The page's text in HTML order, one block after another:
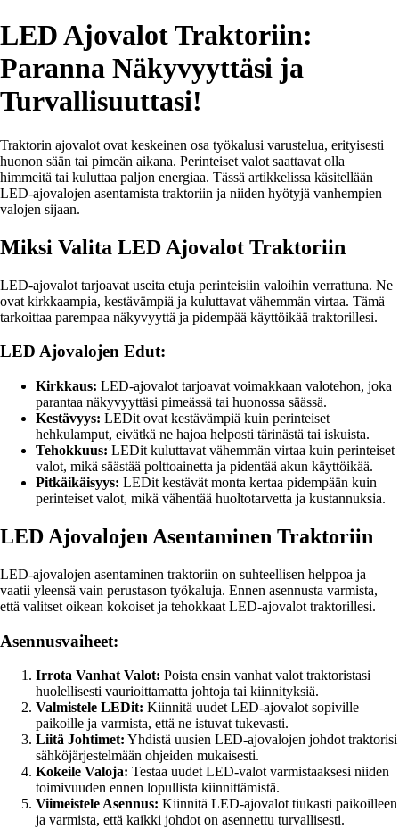
LED Ajovalot Traktoriin:
Paranna Näkyvyyttäsi ja
Turvallisuuttasi!
Traktorin ajovalot ovat keskeinen osa työkalusi varustelua, erityisesti
huonon sään tai pimeän aikana. Perinteiset valot saattavat olla
himmeitä tai kuluttaa paljon energiaa. Tässä artikkelissa käsitellään
LED-ajovalojen asentamista traktoriin ja niiden hyötyjä vanhempien
valojen sijaan.
Miksi Valita LED Ajovalot Traktoriin
LED-ajovalot tarjoavat useita etuja perinteisiin valoihin verrattuna. Ne
ovat kirkkaampia, kestävämpiä ja kuluttavat vähemmän virtaa. Tämä
tarkoittaa parempaa näkyvyyttä ja pidempää käyttöikää traktorillesi.
LED Ajovalojen Edut:
Kirkkaus: LED-ajovalot tarjoavat voimakkaan valotehon, joka
parantaa näkyvyyttäsi pimeässä tai huonossa säässä.
Kestävyys: LEDit ovat kestävämpiä kuin perinteiset
hehkulamput, eivätkä ne hajoa helposti tärinästä tai iskuista.
Tehokkuus: LEDit kuluttavat vähemmän virtaa kuin perinteiset
valot, mikä säästää polttoainetta ja pidentää akun käyttöikää.
Pitkäikäisyys: LEDit kestävät monta kertaa pidempään kuin
perinteiset valot, mikä vähentää huoltotarvetta ja kustannuksia.
LED Ajovalojen Asentaminen Traktoriin
LED-ajovalojen asentaminen traktoriin on suhteellisen helppoa ja
vaatii yleensä vain perustason työkaluja. Ennen asennusta varmista,
että valitset oikean kokoiset ja tehokkaat LED-ajovalot traktorillesi.
Asennusvaiheet:
Irrota Vanhat Valot: Poista ensin vanhat valot traktoristasi
huolellisesti vaurioittamatta johtoja tai kiinnityksiä.
Valmistele LEDit: Kiinnitä uudet LED-ajovalot sopiville
paikoille ja varmista, että ne istuvat tukevasti.
Liitä Johtimet: Yhdistä uusien LED-ajovalojen johdot traktorisi
sähköjärjestelmään ohjeiden mukaisesti.
Kokeile Valoja: Testaa uudet LED-valot varmistaaksesi niiden
toimivuuden ennen lopullista kiinnittämistä.
Viimeistele Asennus: Kiinnitä LED-ajovalot tiukasti paikoilleen
ja varmista, että kaikki johdot on asennettu turvallisesti.